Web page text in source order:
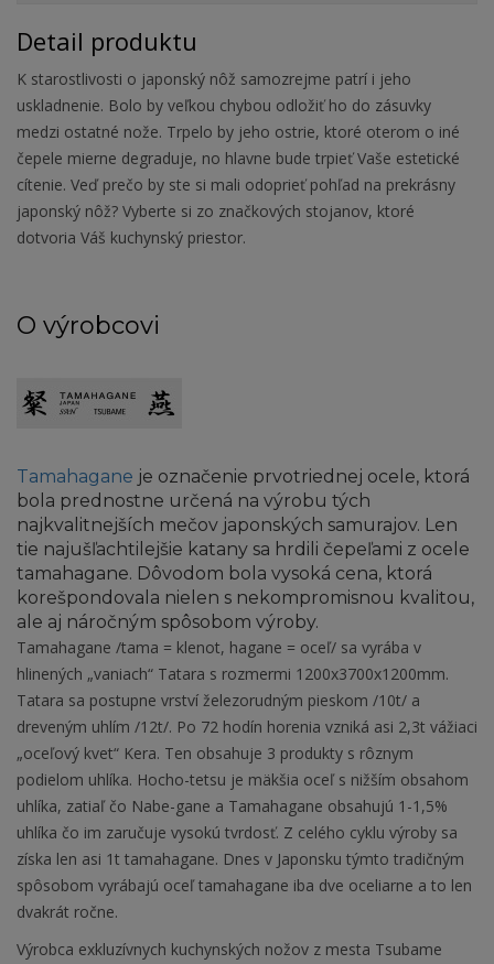
Detail produktu
K starostlivosti o japonský nôž samozrejme patrí i jeho
uskladnenie. Bolo by veľkou chybou odložiť ho do zásuvky
medzi ostatné nože. Trpelo by jeho ostrie, ktoré oterom o iné
čepele mierne degraduje, no hlavne bude trpieť Vaše estetické
cítenie. Veď prečo by ste si mali odoprieť pohľad na prekrásny
japonský nôž? Vyberte si zo značkových stojanov, ktoré
dotvoria Váš kuchynský priestor.
O výrobcovi
Tamahagane je označenie prvotriednej ocele, ktorá
bola prednostne určená na výrobu tých
najkvalitnejších mečov japonských samurajov. Len
tie najušľachtilejšie katany sa hrdili čepeľami z ocele
tamahagane. Dôvodom bola vysoká cena, ktorá
korešpondovala nielen s nekompromisnou kvalitou,
ale aj náročným spôsobom výroby.
Tamahagane /tama = klenot, hagane = oceľ/ sa vyrába v
hlinených „vaniach“ Tatara s rozmermi 1200x3700x1200mm.
Tatara sa postupne vrství železorudným pieskom /10t/ a
dreveným uhlím /12t/. Po 72 hodín horenia vzniká asi 2,3t vážiaci
„oceľový kvet“ Kera. Ten obsahuje 3 produkty s rôznym
podielom uhlíka. Hocho-tetsu je mäkšia oceľ s nižším obsahom
uhlíka, zatiaľ čo Nabe-gane a Tamahagane obsahujú 1-1,5%
uhlíka čo im zaručuje vysokú tvrdosť. Z celého cyklu výroby sa
získa len asi 1t tamahagane. Dnes v Japonsku týmto tradičným
spôsobom vyrábajú oceľ tamahagane iba dve oceliarne a to len
dvakrát ročne.
Výrobca exkluzívnych kuchynských nožov z mesta Tsubame